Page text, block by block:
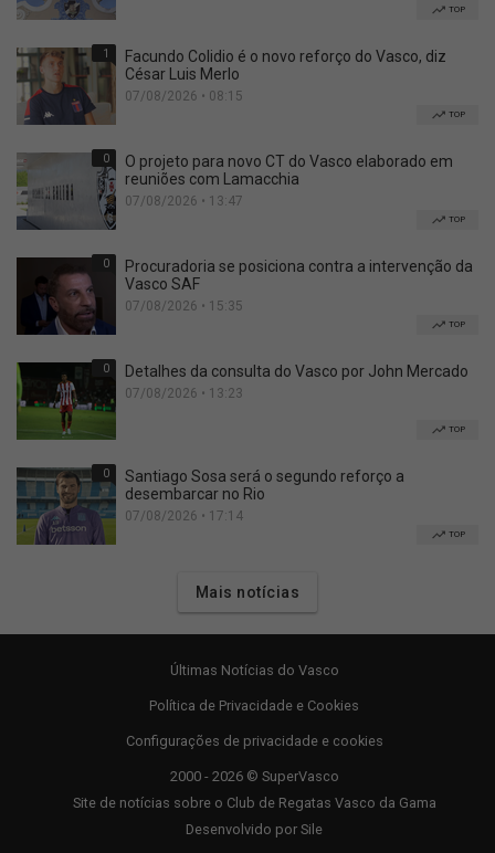
TOP
1
Facundo Colidio é o novo reforço do Vasco, diz
César Luis Merlo
07/08/2026 • 08:15
TOP
0
O projeto para novo CT do Vasco elaborado em
reuniões com Lamacchia
07/08/2026 • 13:47
TOP
0
Procuradoria se posiciona contra a intervenção da
Vasco SAF
07/08/2026 • 15:35
TOP
0 Detalhes da consulta do Vasco por John Mercado
07/08/2026 • 13:23
TOP
0
Santiago Sosa será o segundo reforço a
desembarcar no Rio
07/08/2026 • 17:14
TOP
Mais notícias
Últimas Notícias do Vasco
Política de Privacidade e Cookies
Configurações de privacidade e cookies
2000 - 2026 © SuperVasco
Site de notícias sobre o Club de Regatas Vasco da Gama
Desenvolvido por Sile